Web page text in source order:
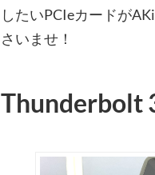
したいPCIeカードが
さいませ！
Thunderbolt